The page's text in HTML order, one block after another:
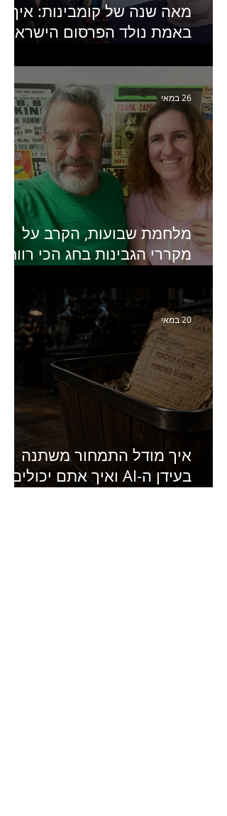
מאה שנה של קומבינות: איך
באמת נולד הפרסום
מחבר הספר "מסע פרסום:
פרקים בחיי הפרסום
מלחמת שבועות, הקרב על
מקררי הגבינות בחג הכי רווחי
סמנכ״לית השיווק והמכירות
של מחלבות גד
26 במאי
איך מודל התמחור משתנה
בעידן ה-AI ואיך אתם יכולים
20 במאי